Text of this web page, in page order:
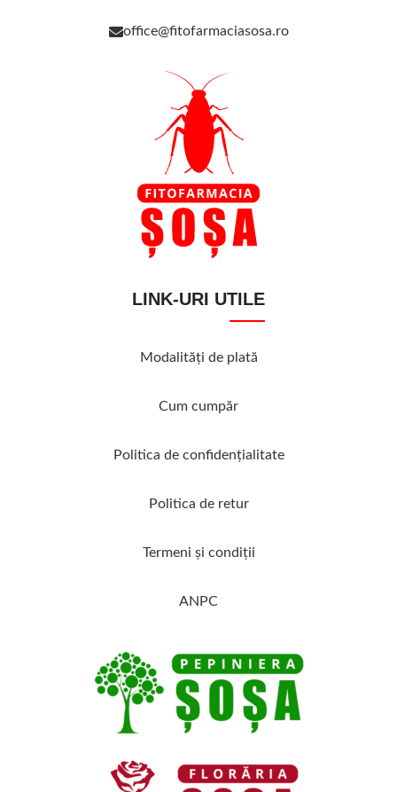
office@fitofarmaciasosa.ro
LINK-URI UTILE
Modalităţi de plată
Cum cumpăr
Politica de confidenţialitate
Politica de retur
Termeni şi condiţii
ANPC